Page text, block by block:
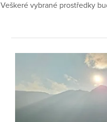
Veškeré vybrané prostředky